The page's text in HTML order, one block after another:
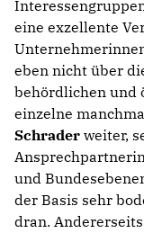
eine exzellente
eben nicht über
behördlichen und
einzelne
Schrader weiter,
und
der Basis sehr
dran.